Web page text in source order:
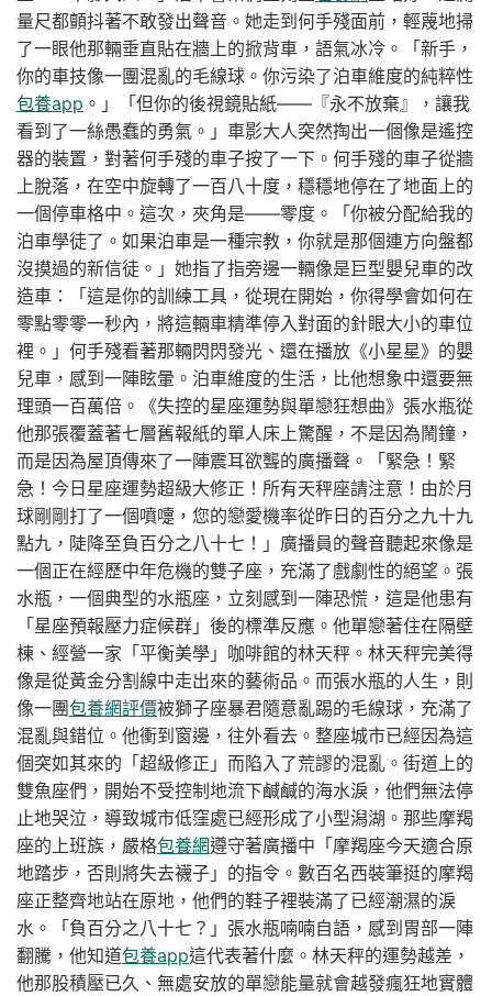
量尺都顫抖著不敢發出聲音。她走到何手殘面前，輕蔑地掃
了一眼他那輛垂直貼在牆上的掀背車，語氣冰冷。「新手，
你的車技像一團混亂的毛線球。你污染了泊車維度的純粹性
包養app 。」「但你的後視鏡貼紙——『永不放棄』，讓我
看到了一絲愚蠢的勇氣。」車影大人突然掏出一個像是遙控
器的裝置，對著何手殘的車子按了一下。何手殘的車子從牆
上脫落，在空中旋轉了一百八十度，穩穩地停在了地面上的
一個停車格中。這次，夾角是——零度。「你被分配給我的
泊車學徒了。如果泊車是一種宗教，你就是那個連方向盤都
沒摸過的新信徒。」她指了指旁邊一輛像是巨型嬰兒車的改
造車：「這是你的訓練工具，從現在開始，你得學會如何在
零點零零一秒內，將這輛車精準停入對面的針眼大小的車位
裡。」何手殘看著那輛閃閃發光、還在播放《小星星》的嬰
兒車，感到一陣眩暈。泊車維度的生活，比他想象中還要無
理頭一百萬倍。《失控的星座運勢與單戀狂想曲》張水瓶從
他那張覆蓋著七層舊報紙的單人床上驚醒，不是因為鬧鐘，
而是因為屋頂傳來了一陣震耳欲聾的廣播聲。「緊急！緊
急！今日星座運勢超級大修正！所有天秤座請注意！由於月
球剛剛打了一個噴嚏，您的戀愛機率從昨日的百分之九十九
點九，陡降至負百分之八十七！」廣播員的聲音聽起來像是
一個正在經歷中年危機的雙子座，充滿了戲劇性的絕望。張
水瓶，一個典型的水瓶座，立刻感到一陣恐慌，這是他患有
「星座預報壓力症候群」後的標準反應。他單戀著住在隔壁
棟、經營一家「平衡美學」咖啡館的林天秤。林天秤完美得
像是從黃金分割線中走出來的藝術品。而張水瓶的人生，則
像一團包養網評價被獅子座暴君隨意亂踢的毛線球，充滿了
混亂與錯位。他衝到窗邊，往外看去。整座城市已經因為這
個突如其來的「超級修正」而陷入了荒謬的混亂。街道上的
雙魚座們，開始不受控制地流下鹹鹹的海水淚，他們無法停
止地哭泣，導致城市低窪處已經形成了小型潟湖。那些摩羯
座的上班族，嚴格包養網遵守著廣播中「摩羯座今天適合原
地踏步，否則將失去襪子」的指令。數百名西裝筆挺的摩羯
座正整齊地站在原地，他們的鞋子裡裝滿了已經潮濕的淚
水。「負百分之八十七？」張水瓶喃喃自語，感到胃部一陣
翻騰，他知道包養app這代表著什麼。林天秤的運勢越差，
他那股積壓已久、無處安放的單戀能量就會越發瘋狂地實體